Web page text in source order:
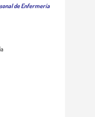
de Enfermería